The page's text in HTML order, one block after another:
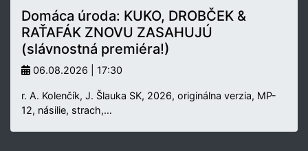
Domáca úroda: KUKO, DROBČEK &
RAŤAFÁK ZNOVU ZASAHUJÚ
(slávnostná premiéra!)
06.08.2026 | 17:30
r. A. Kolenčík, J. Šlauka SK, 2026, originálna verzia, MP-
12, násilie, strach,…